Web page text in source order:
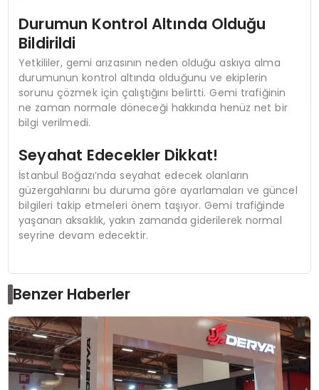
Durumun Kontrol Altında Olduğu
Bildirildi
Yetkililer, gemi arızasının neden olduğu askıya alma
durumunun kontrol altında olduğunu ve ekiplerin
sorunu çözmek için çalıştığını belirtti. Gemi trafiğinin
ne zaman normale döneceği hakkında henüz net bir
bilgi verilmedi.
Seyahat Edecekler Dikkat!
İstanbul Boğazı’nda seyahat edecek olanların
güzergahlarını bu duruma göre ayarlamaları ve güncel
bilgileri takip etmeleri önem taşıyor. Gemi trafiğinde
yaşanan aksaklık, yakın zamanda giderilerek normal
seyrine devam edecektir.
Benzer Haberler